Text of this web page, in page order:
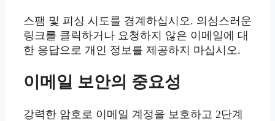
스팸 및 피싱 시도를 경계하십시오. 의심스러운
링크를 클릭하거나 요청하지 않은 이메일에 대
한 응답으로 개인 정보를 제공하지 마십시오.
이메일 보안의 중요성
강력한 암호로 이메일 계정을 보호하고 2단계